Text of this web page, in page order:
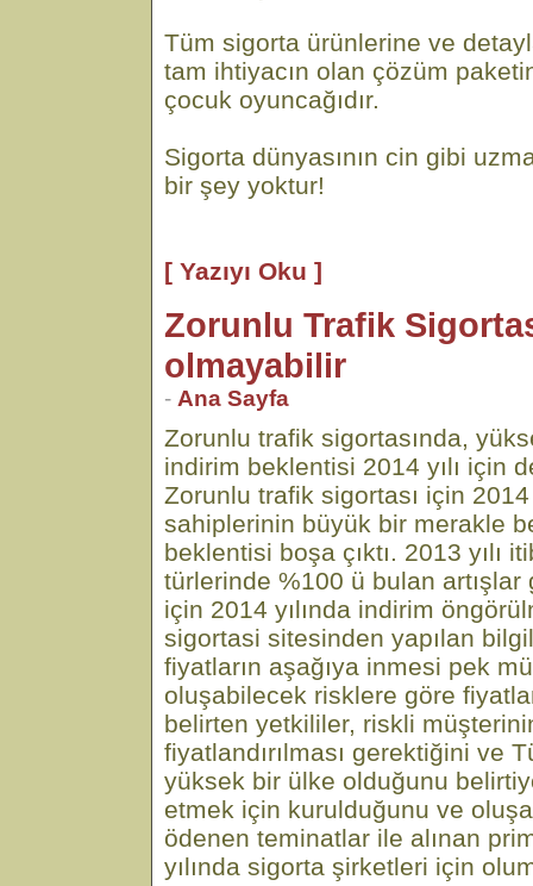
Tüm sigorta ürünlerine ve
tam ihtiyacın olan çözüm
çocuk oyuncağıdır.
Sigorta dünyasının cin gibi
bir şey yoktur!
[ Yazıyı Oku ]
Zorunlu Trafik
olmayabilir
- Ana Sayfa
Zorunlu trafik sigortasında,
indirim beklentisi 2014 yılı için
Zorunlu trafik sigortası için
sahiplerinin büyük bir merakle
beklentisi boşa çıktı. 2013 yılı
türlerinde %100 ü bulan artışlar
için 2014 yılında indirim
sigortasi sitesinden yapılan
fiyatların aşağıya inmesi pek
oluşabilecek risklere göre
belirten yetkililer, riskli
fiyatlandırılması gerektiğini ve
yüksek bir ülke olduğunu
etmek için kurulduğunu ve
ödenen teminatlar ile alınan
yılında sigorta şirketleri için